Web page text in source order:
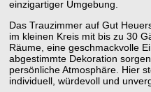
einzigartiger Umgebung.
Das Trauzimmer auf Gut
im kleinen Kreis mit bis zu 30
Räume, eine geschmackvolle
abgestimmte Dekoration
persönliche Atmosphäre. Hier
individuell, würdevoll und